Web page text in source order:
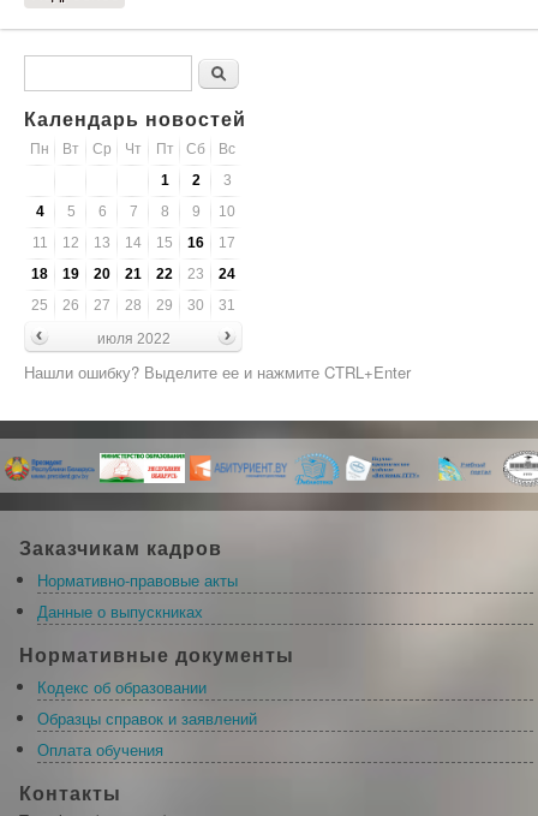
Поиск
Календарь новостей
Пн Вт Ср Чт Пт Сб
Вс
1
2
3
4
5 6 7 8 9
10
11
12 13 14 15 16
17
18
19 20 21 22 23
24
25
26 27 28 29 30
31
июля 2022
Нашли ошибку? Выделите ее и нажмите CTRL+Enter
Заказчикам кадров
Нормативно-правовые акты
Данные о выпускниках
Нормативные документы
Кодекс об образовании
Образцы справок и заявлений
Оплата обучения
Контакты